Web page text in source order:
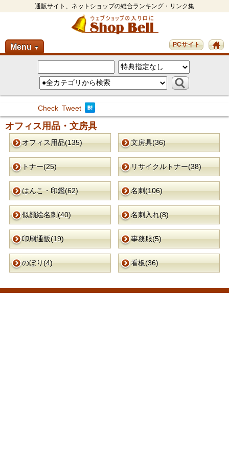
通販サイト、ネットショップの総合ランキング・リンク集
Menu ▼ PCサイト
Check Tweet
オフィス用品・文房具
オフィス用品(135) 文房具(36)
トナー(25) リサイクルトナー(38)
はんこ・印鑑(62) 名刺(106)
似顔絵名刺(40) 名刺入れ(8)
印刷通販(19) 事務服(5)
のぼり(4) 看板(36)